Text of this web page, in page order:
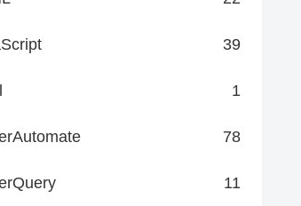
39
1
78
11